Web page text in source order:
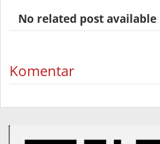
No related post available
Komentar